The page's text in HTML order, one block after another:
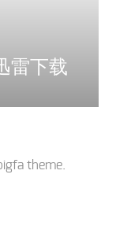
雷下载
theme.